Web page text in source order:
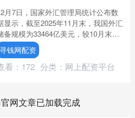
月7日，国家外汇管理局统计公布数
显示，截至2025年11月末，我国外汇
备规模为33464亿美元，较10月末上
30亿美元，升幅为0.09%。这是我国
汇....
寻钱网配资
看： 172 分类： 网上配资平台
网文章已加载完成